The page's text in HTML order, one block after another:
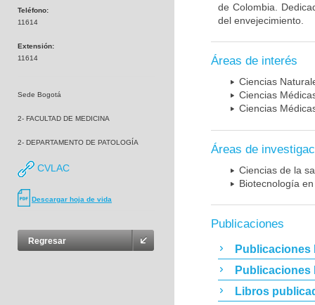
Teléfono:
11614
Extensión:
11614
Sede Bogotá
2- FACULTAD DE MEDICINA
2- DEPARTAMENTO DE PATOLOGÍA
CVLAC
Descargar hoja de vida
Regresar
de Colombia.
del envejecimiento.
Áreas de interés
Ciencias
Ciencias
Ciencias
Áreas de
Ciencias de la
Biotecnología
Publicaciones
Publicaciones
Publicaciones
Libros